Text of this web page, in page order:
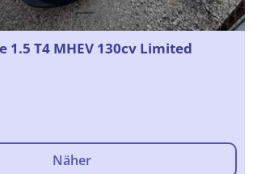
1.5 T4 MHEV 130cv Limited
Näher